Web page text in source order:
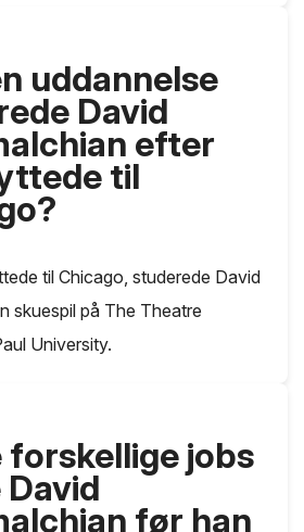
uddannelse
David
efter
til
til Chicago, studerede David
skuespil på The Theatre
University.
forskellige jobs
David
før han